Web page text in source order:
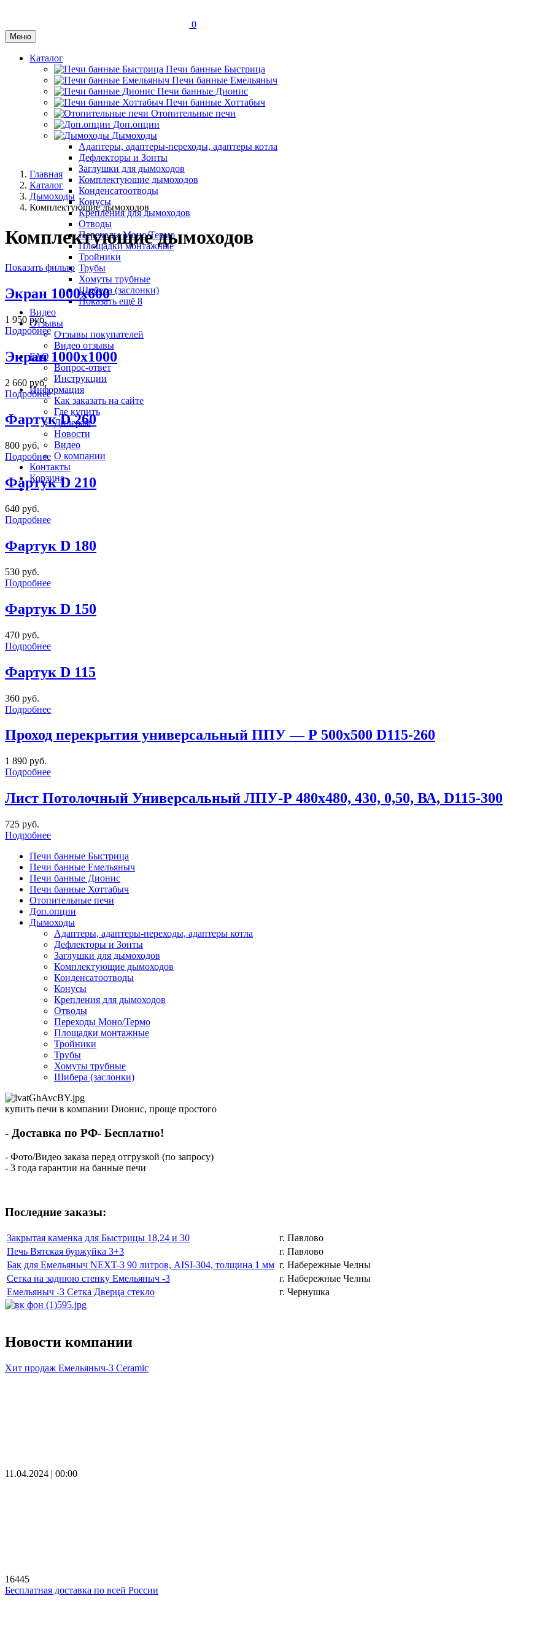
0
Меню
Каталог
Печи банные Быстрица
Печи банные Емельяныч
Печи банные Дионис
Печи банные Хоттабыч
Отопительные печи
Доп.опции
Дымоходы
Адаптеры, адаптеры-переходы, адаптеры котла
Дефлекторы и Зонты
Заглушки для дымоходов
Комплектующие дымоходов
Конденсатоотводы
Конусы
Крепления для дымоходов
Отводы
Переходы Моно/Термо
Площадки монтажные
Тройники
Трубы
Хомуты трубные
Шибера (заслонки)
Показать ещё 8
Видео
Отзывы
Отзывы покупателей
Видео отзывы
FAQ
Вопрос-ответ
Инструкции
Информация
Как заказать на сайте
Где купить
Дилерам
Новости
Видео
О компании
Контакты
Корзина
Главная
Каталог
Дымоходы
Комплектующие дымоходов
Комплектующие дымоходов
Показать фильтр
Экран 1000х600
1 950 руб.
Подробнее
Экран 1000х1000
2 660 руб.
Подробнее
Фартук D 260
800 руб.
Подробнее
Фартук D 210
640 руб.
Подробнее
Фартук D 180
530 руб.
Подробнее
Фартук D 150
470 руб.
Подробнее
Фартук D 115
360 руб.
Подробнее
Проход перекрытия универсальный ППУ — Р 500х500 D115-260
1 890 руб.
Подробнее
Лист Потолочный Универсальный ЛПУ-Р 480х480, 430, 0,50, ВА, D115-300
725 руб.
Подробнее
Печи банные Быстрица
Печи банные Емельяныч
Печи банные Дионис
Печи банные Хоттабыч
Отопительные печи
Доп.опции
Дымоходы
Адаптеры, адаптеры-переходы, адаптеры котла
Дефлекторы и Зонты
Заглушки для дымоходов
Комплектующие дымоходов
Конденсатоотводы
Конусы
Крепления для дымоходов
Отводы
Переходы Моно/Термо
Площадки монтажные
Тройники
Трубы
Хомуты трубные
Шибера (заслонки)
купить печи в компании Dионис, проще простого
- Доставка по РФ- Бесплатно!
- Фото/Видео заказа перед отгрузкой (по запросу)
- 3 года гарантии на банные печи
Последние заказы:
Закрытая каменка для Быстрицы 18,24 и 30
г. Павлово
Печь Вятская буржуйка 3+3
г. Павлово
Бак для Емельяныч NEXT-3 90 литров, AISI-304, толщина 1 мм г. Набережные Челны
Сетка на заднюю стенку Емельяныч -3
г. Набережные Челны
Емельяныч -3 Сетка Дверца стекло
г. Чернушка
Новости компании
Хит продаж Емельяныч-3 Ceramic
11.04.2024 | 00:00
16445
Бесплатная доставка по всей России